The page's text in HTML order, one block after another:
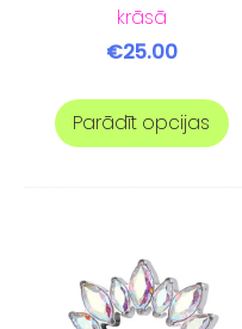
krāsā
€25.00
Parādīt opcijas